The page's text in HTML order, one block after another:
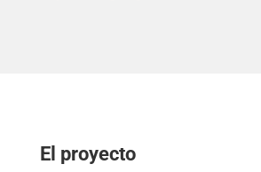
El proyecto